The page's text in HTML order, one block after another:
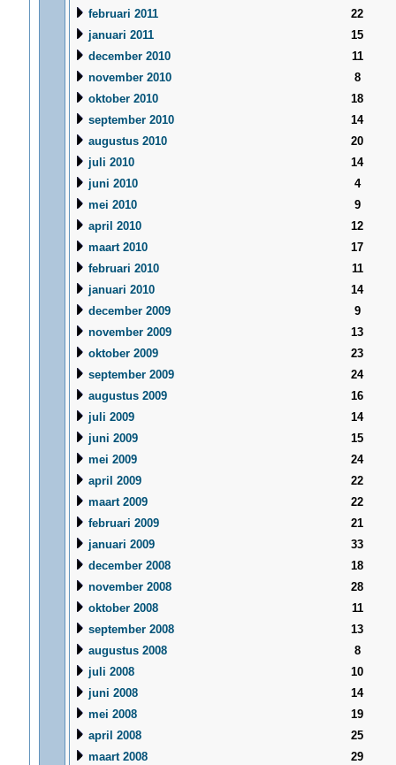
februari 2011
22
januari 2011
15
december 2010
11
november 2010
8
oktober 2010
18
september 2010
14
augustus 2010
20
juli 2010
14
juni 2010
4
mei 2010
9
april 2010
12
maart 2010
17
februari 2010
11
januari 2010
14
december 2009
9
november 2009
13
oktober 2009
23
september 2009
24
augustus 2009
16
juli 2009
14
juni 2009
15
mei 2009
24
april 2009
22
maart 2009
22
februari 2009
21
januari 2009
33
december 2008
18
november 2008
28
oktober 2008
11
september 2008
13
augustus 2008
8
juli 2008
10
juni 2008
14
mei 2008
19
april 2008
25
maart 2008
29